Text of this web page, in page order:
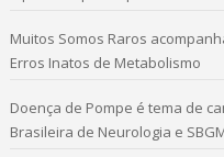
Muitos Somos Raros
Erros Inatos de Metabolismo
Doença de Pompe é tema de
Brasileira de Neurologia e